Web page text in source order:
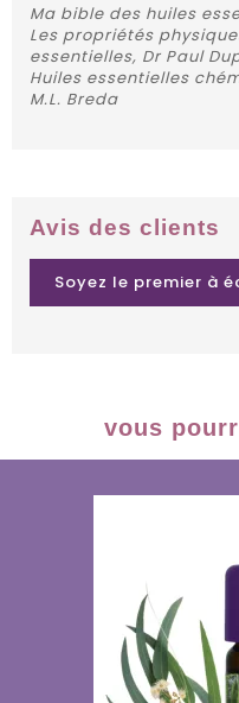
Ma bible des huiles
Les propriétés
essentielles, Dr Paul
Huiles essentielles
M.L. Breda
Avis des clients
Soyez le premier à
vous